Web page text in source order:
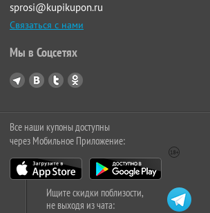
sprosi@kupikupon.ru
Связаться с нами
Мы в Соцсетях
Все наши купоны доступны
через Мобильное Приложение:
Ищите скидки поблизости,
не выходя из чата: